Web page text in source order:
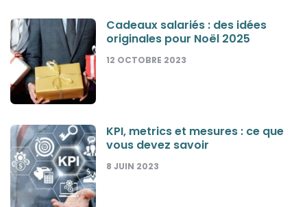
Cadeaux salariés : des idées
originales pour Noël 2025
12 OCTOBRE 2023
KPI, metrics et mesures : ce que
vous devez savoir
8 JUIN 2023